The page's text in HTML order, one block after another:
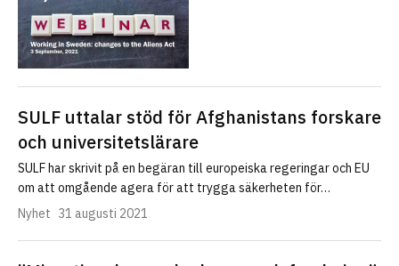
SULF uttalar stöd för Afghanistans forskare
och universitetslärare
SULF har skrivit på en begäran till europeiska regeringar och EU
om att omgående agera för att trygga säkerheten för…
Nyhet 31 augusti 2021